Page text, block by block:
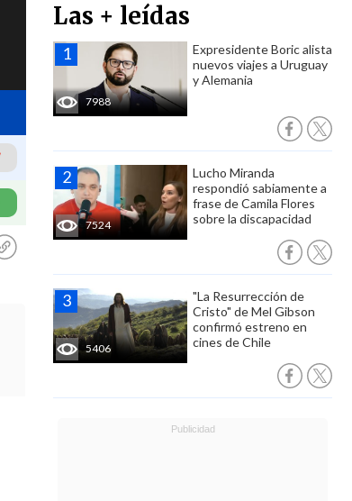
Las + leídas
7988
Expresidente Boric alista
nuevos viajes a Uruguay
y Alemania
7524
Lucho Miranda
respondió sabiamente a
frase de Camila Flores
sobre la discapacidad
5406
"La Resurrección de
Cristo" de Mel Gibson
confirmó estreno en
cines de Chile